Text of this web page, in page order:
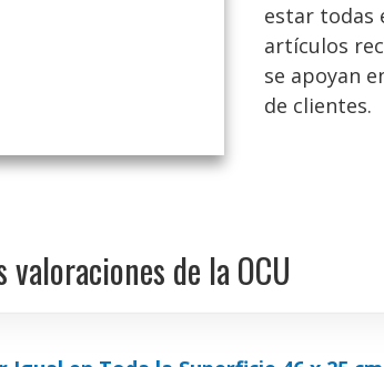
estar todas
artículos
se apoyan
de clientes.
de la OCU